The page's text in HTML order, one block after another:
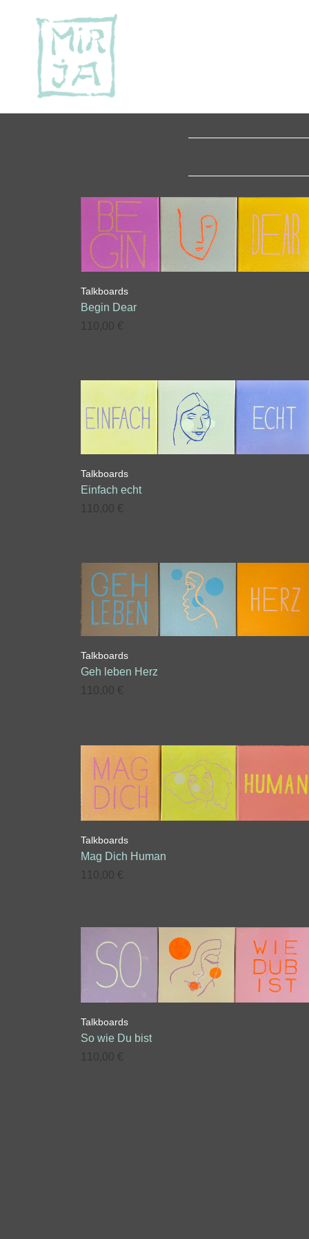
Talkboards
Begin Dear
110,00
€
Talkboards
Einfach echt
110,00
€
Talkboards
Geh leben Herz
110,00
€
Talkboards
Mag Dich Human
110,00
€
Talkboards
So wie Du bist
110,00
€